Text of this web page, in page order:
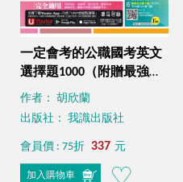
一定會考的公職國考英文
選擇題1000（附贈最強背
單字神器＋躺著也能背單
字音檔＋必背單字表下載
學影片＋歷屆考古題下
載）
作者： 胡欣蘭
出版社： 我識出版社
會員價 : 75折 337 元
加入購物車